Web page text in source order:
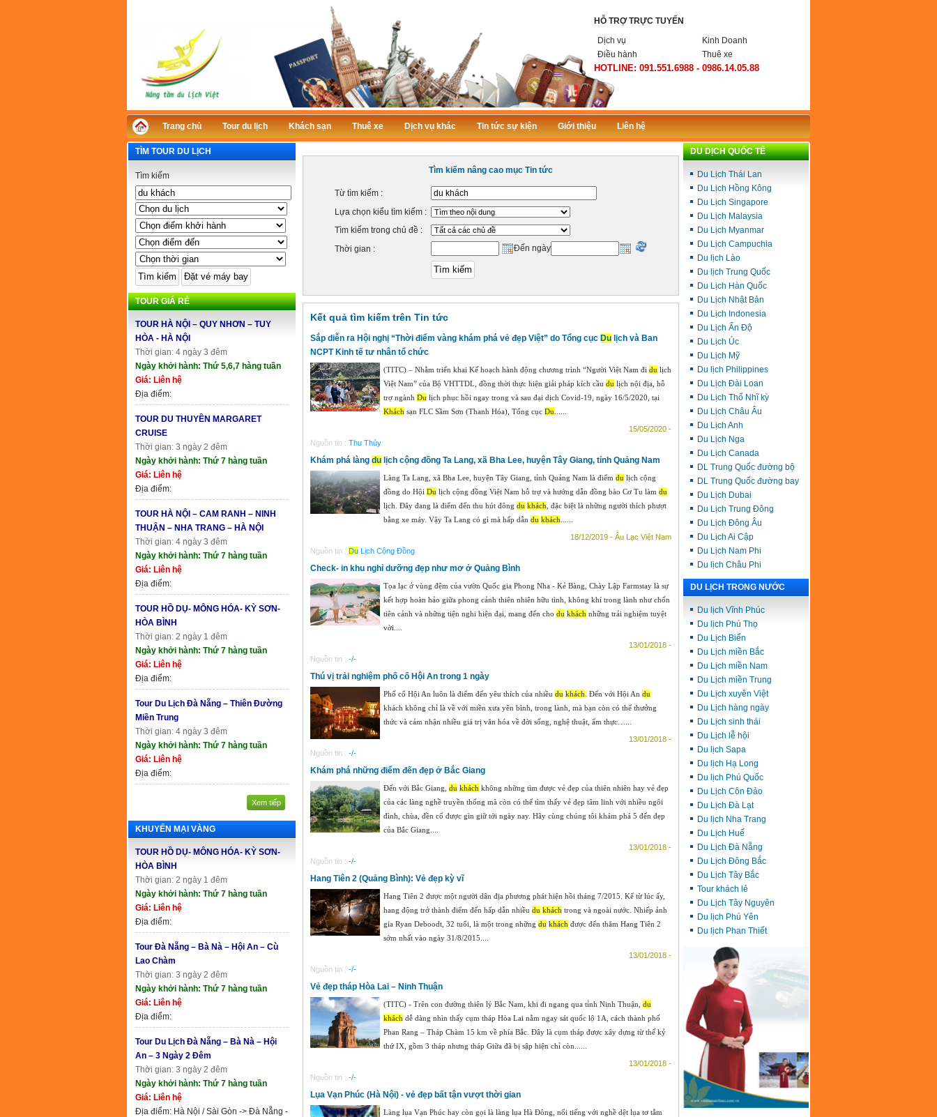
HỖ TRỢ TRỰC TUYẾN
Dịch vụ
Kinh Doanh
Điều hành
Thuê xe
HOTLINE: 091.551.6988 - 0986.14.05.88
Trang chủ Tour du lịch Khách sạn Thuê xe Dịch vụ khác Tin tức sự kiện Giới thiệu Liên hệ
TÌM TOUR DU LỊCH
Tìm kiếm
TOUR GIÁ RẺ
TOUR HÀ NỘI – QUY NHƠN – TUY
HÒA - HÀ NỘI
Thời gian: 4 ngày 3 đêm
Ngày khởi hành: Thứ 5,6,7 hàng tuần
Giá: Liên hệ
Địa điểm:
TOUR DU THUYỀN MARGARET
CRUISE
Thời gian: 3 ngày 2 đêm
Ngày khởi hành: Thứ 7 hàng tuần
Giá: Liên hệ
Địa điểm:
TOUR HÀ NỘI – CAM RANH – NINH
THUẬN – NHA TRANG – HÀ NỘI
Thời gian: 4 ngày 3 đêm
Ngày khởi hành: Thứ 7 hàng tuần
Giá: Liên hệ
Địa điểm:
TOUR HỒ DỤ- MÔNG HÓA- KỲ SƠN-
HÒA BÌNH
Thời gian: 2 ngày 1 đêm
Ngày khởi hành: Thứ 7 hàng tuần
Giá: Liên hệ
Địa điểm:
Tour Du Lịch Đà Nẵng – Thiên Đường
Miền Trung
Thời gian: 4 ngày 3 đêm
Ngày khởi hành: Thứ 7 hàng tuần
Giá: Liên hệ
Địa điểm:
Xem tiếp
KHUYẾN MẠI VÀNG
TOUR HỒ DỤ- MÔNG HÓA- KỲ SƠN-
HÒA BÌNH
Thời gian: 2 ngày 1 đêm
Ngày khởi hành: Thứ 7 hàng tuần
Giá: Liên hệ
Địa điểm:
Tour Đà Nẵng – Bà Nà – Hội An – Cù
Lao Chàm
Thời gian: 3 ngày 2 đêm
Ngày khởi hành: Thứ 7 hàng tuần
Giá: Liên hệ
Địa điểm:
Tour Du Lịch Đà Nẵng – Bà Nà – Hội
An – 3 Ngày 2 Đêm
Thời gian: 3 ngày 2 đêm
Ngày khởi hành: Thứ 7 hàng tuần
Giá: Liên hệ
Địa điểm: Hà Nội / Sài Gòn -> Đà Nẵng -
Tìm kiếm nâng cao mục Tin tức
Từ tìm kiếm :
Lựa chọn kiểu tìm kiếm :
Tìm kiếm trong chủ đề :
Thời gian :
Đến ngày
Kết quả tìm kiếm trên Tin tức
Sắp diễn ra Hội nghị “Thời điểm vàng khám phá vẻ đẹp Việt” do Tổng cục Du lịch và Ban
NCPT Kinh tế tư nhân tổ chức
(TITC) – Nhằm triển khai Kế hoạch hành động chương trình “Người Việt Nam đi du lịch
Việt Nam” của Bộ VHTTDL, đồng thời thực hiện giải pháp kích cầu du lịch nội địa, hỗ
trợ ngành Du lịch phục hồi ngay trong và sau đại dịch Covid-19, ngày 16/5/2020, tại
Khách sạn FLC Sầm Sơn (Thanh Hóa), Tổng cục Du
15/05/2020 -
Nguồn tin : Thu Thủy
Khám phá làng du lịch cộng đồng Ta Lang, xã Bha Lee, huyện Tây Giang, tỉnh Quảng Nam
Làng Ta Lang, xã Bha Lee, huyện Tây Giang, tỉnh Quảng Nam là điểm du lịch cộng
đồng do Hội Du lịch cộng đồng Việt Nam hỗ trợ và hướng dẫn đồng bào Cơ Tu làm du
lịch. Đây đang là điểm đến thu hút đông du khách , đặc biệt là những người thích phượt
bằng xe máy. Vậy Ta Lang có gì mà hấp dẫn du khách
18/12/2019 - Âu Lạc Việt Nam
Nguồn tin : Du Lịch Cộng Đồng
Check- in khu nghỉ dưỡng đẹp như mơ ở Quảng Bình
Tọa lạc ở vùng đệm của vườn Quốc gia Phong Nha - Kẻ Bàng, Chày Lập Farmstay là sự
kết hợp hoàn hảo giữa phong cảnh thiên nhiên hữu tình, không khí trong lành như chốn
tiên cảnh và những tiện nghi hiện đại, mang đến cho du khách những trải nghiệm tuyệt
vời....
13/01/2018 -
Nguồn tin : -/-
Thú vị trải nghiệm phố cố Hội An trong 1 ngày
Phố cổ Hội An luôn là điểm đến yêu thích của nhiều du khách . Đến với Hội An du
khách không chỉ là về với miền xưa yên bình, trong lành, mà bạn còn có thể thưởng
thức và cảm nhận nhiều giá trị văn hóa về đời sống, nghệ thuật, ẩm thực…...
13/01/2018 -
Nguồn tin : -/-
Khám phá những điểm đến đẹp ở Bắc Giang
Đến với Bắc Giang, du khách không những tìm được vẻ đẹp của thiên nhiên hay vẻ đẹp
của các làng nghề truyền thống mà còn có thể tìm thấy vẻ đẹp tâm linh với nhiều ngôi
đình, chùa, đền cổ được gìn giữ tới ngày nay. Hãy cùng chúng tôi khám phá 5 đến đẹp
của Bắc Giang....
13/01/2018 -
Nguồn tin : -/-
Hang Tiên 2 (Quảng Bình): Vẻ đẹp kỳ vĩ
Hang Tiên 2 được một người dân địa phương phát hiện hồi tháng 7/2015. Kể từ lúc ấy,
hang động trở thành điểm đến hấp dẫn nhiều du khách trong và ngoài nước. Nhiếp ảnh
gia Ryan Deboodt, 32 tuổi, là một trong những du khách được đến thăm Hang Tiên 2
sớm nhất vào ngày 31/8/2015....
13/01/2018 -
Nguồn tin : -/-
Vẻ đẹp tháp Hòa Lai – Ninh Thuận
(TITC) - Trên con đường thiên lý Bắc Nam, khi đi ngang qua tỉnh Ninh Thuận, du
khách dễ dàng nhìn thấy cụm tháp Hòa Lai nằm ngay sát quốc lộ 1A, cách thành phố
Phan Rang – Tháp Chàm 15 km về phía Bắc. Đây là cụm tháp được xây dựng từ thế kỷ
thứ IX, gồm 3 tháp nhưng tháp Giữa đã bị sập hiện chỉ còn......
13/01/2018 -
Nguồn tin : -/-
Lụa Vạn Phúc (Hà Nội) - vẻ đẹp bất tận vượt thời gian
Làng lụa Vạn Phúc hay còn gọi là làng lụa Hà Đông, nổi tiếng với nghề dệt lụa tơ tằm
DU DỊCH QUỐC TẾ
Du Lịch Thái Lan
Du Lịch Hồng Kông
Du Lịch Singapore
Du Lịch Malaysia
Du Lịch Myanmar
Du Lịch Campuchia
Du lịch Lào
Du lịch Trung Quốc
Du Lịch Hàn Quốc
Du Lịch Nhật Bản
Du Lịch Indonesia
Du Lịch Ấn Độ
Du Lịch Úc
Du Lịch Mỹ
Du lịch Philippines
Du Lịch Đài Loan
Du Lịch Thổ Nhĩ kỳ
Du Lịch Châu Âu
Du Lịch Anh
Du Lịch Nga
Du Lịch Canada
DL Trung Quốc đường bộ
DL Trung Quốc đường bay
Du Lịch Dubai
Du Lịch Trung Đông
Du Lịch Đông Âu
Du Lịch Ai Cập
Du Lịch Nam Phi
Du lịch Châu Phi
DU LỊCH TRONG NƯỚC
Du lịch Vĩnh Phúc
Du lịch Phú Thọ
Du Lịch Biển
Du Lịch miền Bắc
Du Lịch miền Nam
Du Lịch miền Trung
Du Lịch xuyên Việt
Du Lịch hàng ngày
Du Lịch sinh thái
Du Lịch lễ hội
Du lịch Sapa
Du lịch Hạ Long
Du lịch Phú Quốc
Du Lịch Côn Đảo
Du Lịch Đà Lạt
Du lịch Nha Trang
Du Lịch Huế
Du Lịch Đà Nẵng
Du Lịch Đông Bắc
Du Lịch Tây Bắc
Tour khách lẻ
Du Lịch Tây Nguyên
Du lịch Phú Yên
Du lịch Phan Thiết